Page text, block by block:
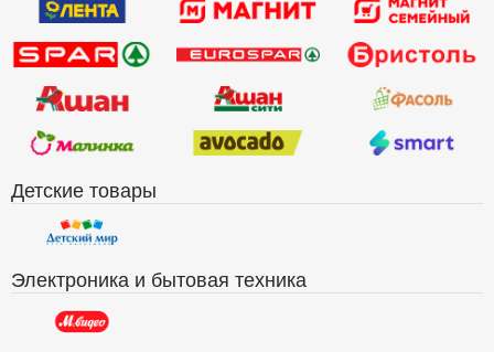
Детские товары
Электроника и бытовая техника